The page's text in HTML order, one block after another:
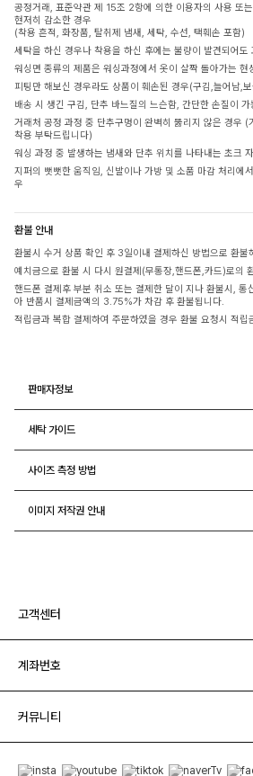
공정거래, 표준약관 제 15조 2항에 의한 이용자의 사용 또
현저히 감소한 경우
(착용 흔적, 화장품, 탈취제 냄새, 세탁, 수선, 택훼손 포함)
세탁을 하신 경우나 착용을 하신 후에는 불량이 발견되어도
워싱면 종류의 제품은 워싱과정에서 옷이 살짝 돌아가는 현
피팅만 해보신 경우라도 상품이 훼손된 경우(구김,늘어남,
배송 시 생긴 구김, 단추 바느질의 느슨함, 간단한 손질이
거래처 공정 과정 중 단추구멍이 완벽히 뚫리지 않은 경우 (
착용 부탁드립니다)
워싱 과정 중 발생하는 냄새와 단추 위치를 나타내는 초크
지퍼의 뻣뻣한 움직임, 신발이나 가방 및 소품 마감 처리에
우
환불 안내
환불시 수거 상품 확인 후 3일이내 결제하신 방법으로 환불
예치금으로 환불 시 다시 원결제(무통장,핸드폰,카드)로의
핸드폰 결제후 부분 취소 또는 결제한 달이 지나 환불시, 통
아 반품시 결제금액의 3.75%가 차감 후 환불됩니다.
적립금과 복합 결제하여 주문하였을 경우 환불 요청시 적립
판매자정보
세탁 가이드
사이즈 측정 방법
이미지 저작권 안내
고객센터
계좌번호
커뮤니티